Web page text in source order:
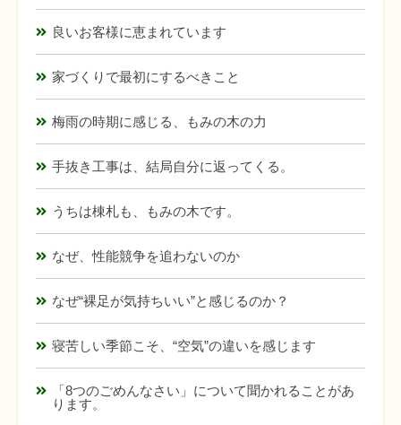
良いお客様に恵まれています
家づくりで最初にするべきこと
梅雨の時期に感じる、もみの木の力
手抜き工事は、結局自分に返ってくる。
うちは棟札も、もみの木です。
なぜ、性能競争を追わないのか
なぜ“裸足が気持ちいい”と感じるのか？
寝苦しい季節こそ、“空気”の違いを感じます
「8つのごめんなさい」について聞かれることがあ
ります。